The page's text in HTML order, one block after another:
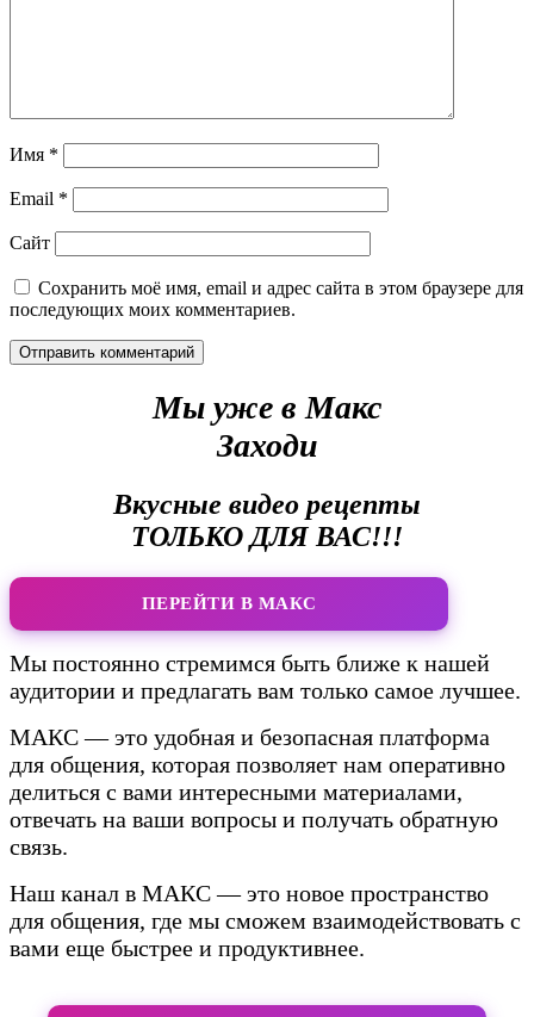
Имя *
Email *
Сайт
Сохранить моё имя, email и адрес сайта в этом браузере для
последующих моих комментариев.
Мы уже в Макс
Заходи
Вкусные видео рецепты
ТОЛЬКО ДЛЯ ВАС!!!
ПЕРЕЙТИ В МАКС
Мы постоянно стремимся быть ближе к нашей
аудитории и предлагать вам только самое лучшее.
МАКС — это удобная и безопасная платформа
для общения, которая позволяет нам оперативно
делиться с вами интересными материалами,
отвечать на ваши вопросы и получать обратную
связь.
Наш канал в МАКС — это новое пространство
для общения, где мы сможем взаимодействовать с
вами еще быстрее и продуктивнее.